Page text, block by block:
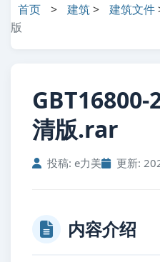
首页 > 建筑> 建筑文件
版
GBT16800-
清版.rar
投稿: e力美 更新:
内容介绍